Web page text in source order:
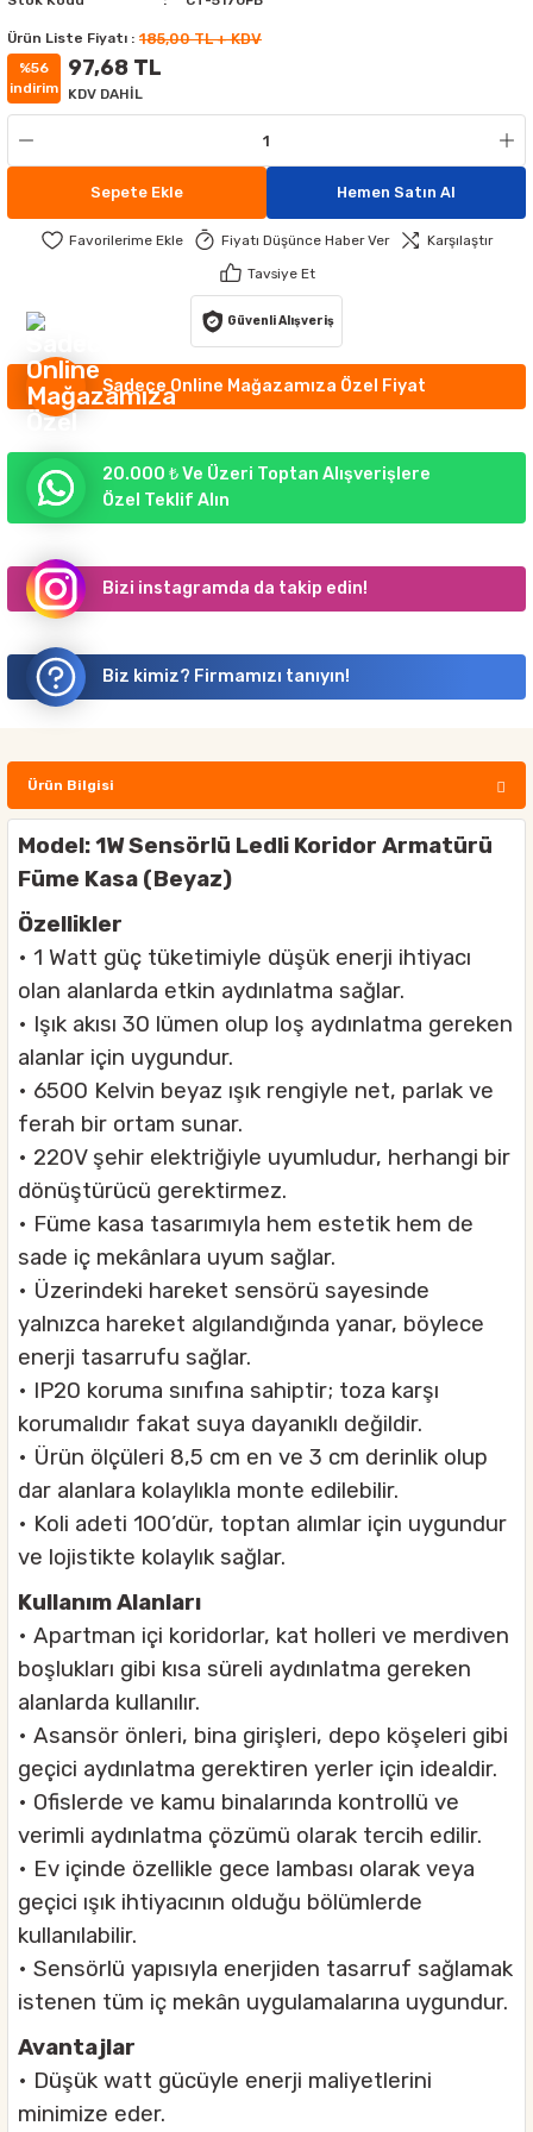
AYDINLATMA
ÇİM ARMATÜR
APLİKLER
APLİKLER
Ürün Liste Fiyatı : 185,00 TL + KDV
%56
indirim
97,68 TL
KDV DAHİL
Sepete Ekle Hemen Satın Al
Fiyatı Düşünce Haber Ver
Karşılaştır
Tavsiye Et
Güvenli Alışveriş
Sadece Online Mağazamıza Özel Fiyat
20.000 ₺ Ve Üzeri Toptan Alışverişlere
Özel Teklif Alın
Bizi instagramda da takip edin!
Biz kimiz? Firmamızı tanıyın!
Ürün Bilgisi
Model: 1W Sensörlü Ledli Koridor Armatürü
Füme Kasa (Beyaz)
Özellikler
• 1 Watt güç tüketimiyle düşük enerji ihtiyacı
olan alanlarda etkin aydınlatma sağlar.
• Işık akısı 30 lümen olup loş aydınlatma gereken
alanlar için uygundur.
• 6500 Kelvin beyaz ışık rengiyle net, parlak ve
ferah bir ortam sunar.
• 220V şehir elektriğiyle uyumludur, herhangi bir
dönüştürücü gerektirmez.
• Füme kasa tasarımıyla hem estetik hem de
sade iç mekânlara uyum sağlar.
• Üzerindeki hareket sensörü sayesinde
yalnızca hareket algılandığında yanar, böylece
enerji tasarrufu sağlar.
• IP20 koruma sınıfına sahiptir; toza karşı
korumalıdır fakat suya dayanıklı değildir.
• Ürün ölçüleri 8,5 cm en ve 3 cm derinlik olup
dar alanlara kolaylıkla monte edilebilir.
• Koli adeti 100’dür, toptan alımlar için uygundur
ve lojistikte kolaylık sağlar.
Kullanım Alanları
• Apartman içi koridorlar, kat holleri ve merdiven
boşlukları gibi kısa süreli aydınlatma gereken
alanlarda kullanılır.
• Asansör önleri, bina girişleri, depo köşeleri gibi
geçici aydınlatma gerektiren yerler için idealdir.
• Ofislerde ve kamu binalarında kontrollü ve
verimli aydınlatma çözümü olarak tercih edilir.
• Ev içinde özellikle gece lambası olarak veya
geçici ışık ihtiyacının olduğu bölümlerde
kullanılabilir.
• Sensörlü yapısıyla enerjiden tasarruf sağlamak
istenen tüm iç mekân uygulamalarına uygundur.
Avantajlar
• Düşük watt gücüyle enerji maliyetlerini
minimize eder.